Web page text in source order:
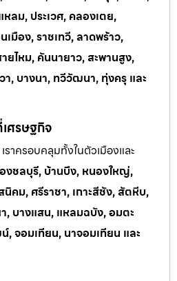
ลม, ประเวศ, คลองเตย,
มือง, ราชเทวี, ลาดพร้าว,
ไหม, คันนายาว, สะพานสูง,
, บางนา, ทวีวัฒนา, ทุ่งครุ และ
ศรษฐกิจ
เราครอบคลุมทั้งในตัวเมืองและ
งชลบุรี, บ้านบึง, หนองใหญ่,
คม, ศรีราชา, เกาะสีชัง, สัตหีบ,
, บางแสน, แหลมฉบัง, อมตะ
จอมเทียน, นาจอมเทียน และ